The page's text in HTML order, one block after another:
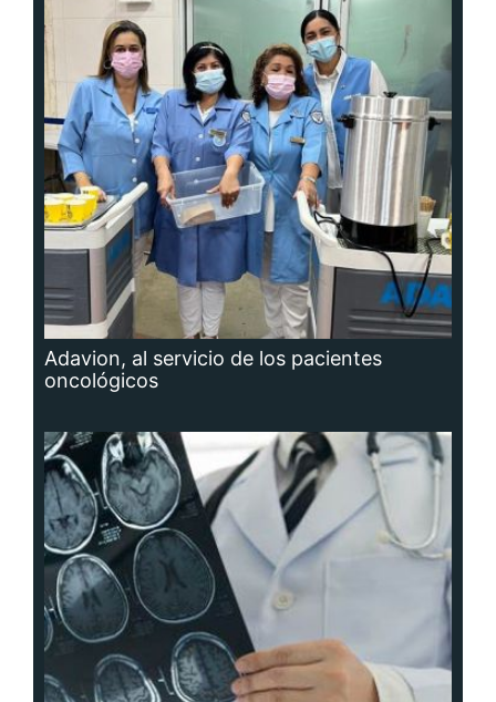
Adavion, al servicio de los pacientes
oncológicos